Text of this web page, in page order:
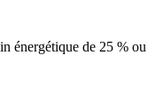
énergétique de 25 % ou